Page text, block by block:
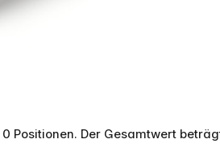
Positionen. Der Gesamtwert